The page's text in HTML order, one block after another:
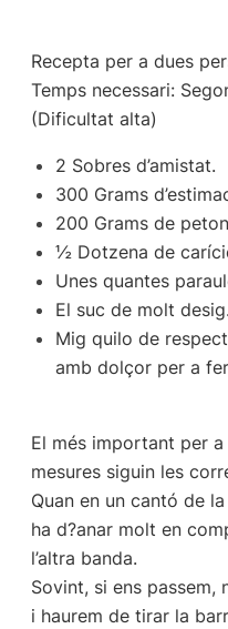
Recepta per a dues
Temps necessari:
(Dificultat alta)
2 Sobres d’amistat.
300 Grams
200 Grams de
½ Dotzena de
Unes quantes
El suc de molt desig.
Mig quilo de
amb dolçor per a
El més important per
mesures siguin les
Quan en un cantó de
ha d?anar molt en
l’altra banda.
Sovint, si ens passem,
i haurem de tirar la